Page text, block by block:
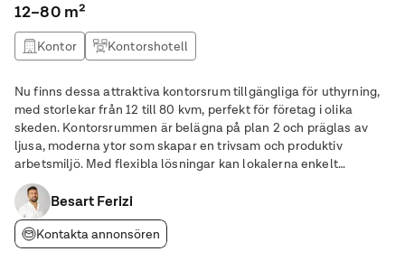
12–80 m²
Kontor Kontorshotell
Nu finns dessa attraktiva kontorsrum tillgängliga för uthyrning,
med storlekar från 12 till 80 kvm, perfekt för företag i olika
skeden. Kontorsrummen är belägna på plan 2 och präglas av
ljusa, moderna ytor som skapar en trivsam och produktiv
arbetsmiljö. Med flexibla lösningar kan lokalerna enkelt
anpassas efter era specifika behov, oavsett om ni söker en
långsiktig lösning eller något mer
Besart Ferizi
Kontakta annonsören